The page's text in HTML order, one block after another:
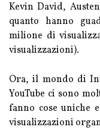
Kevin David,
quanto hanno
milione di
visualizzazioni).
Ora, il mondo di
YouTube ci sono
fanno cose uniche
visualizzazioni